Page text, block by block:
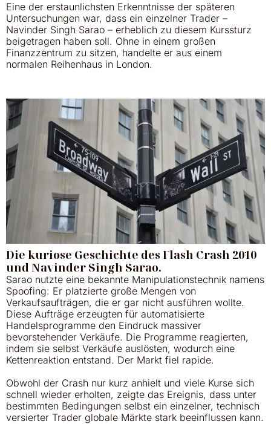
Eine der erstaunlichsten Erkenntnisse der späteren
Untersuchungen war, dass ein einzelner Trader –
Navinder Singh Sarao – erheblich zu diesem Kurssturz
beigetragen haben soll. Ohne in einem großen
Finanzzentrum zu sitzen, handelte er aus einem
normalen Reihenhaus in London.
Die kuriose Geschichte des Flash Crash 2010
und Navinder Singh Sarao.
Sarao nutzte eine bekannte Manipulationstechnik namens
Spoofing: Er platzierte große Mengen von
Verkaufsaufträgen, die er gar nicht ausführen wollte.
Diese Aufträge erzeugten für automatisierte
Handelsprogramme den Eindruck massiver
bevorstehender Verkäufe. Die Programme reagierten,
indem sie selbst Verkäufe auslösten, wodurch eine
Kettenreaktion entstand. Der Markt fiel rapide.
Obwohl der Crash nur kurz anhielt und viele Kurse sich
schnell wieder erholten, zeigte das Ereignis, dass unter
bestimmten Bedingungen selbst ein einzelner, technisch
versierter Trader globale Märkte stark beeinflussen kann.